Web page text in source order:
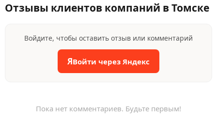
Отзывы клиентов компаний в Томске
Войдите, чтобы оставить отзыв или комментарий
ЯВойти через Яндекс
Пока нет комментариев. Будьте первым!